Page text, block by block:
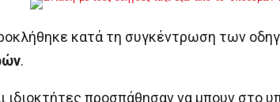
κατά τη συγκέντρωση των
.
ιδιοκτήτες προσπάθησαν να μπουν στο